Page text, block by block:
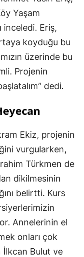
Yaşam
inceledi. Eriş,
koyduğu bu
üzerinde bu
Projenin
dedi.
Ekiz, projenin
vurgularken,
Türkmen de
dikilmesinin
belirtti. Kurs
Annelerinin el
onları çok
İlkcan Bulut ve